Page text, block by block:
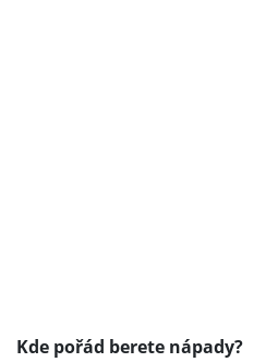
Kde pořád berete nápady?